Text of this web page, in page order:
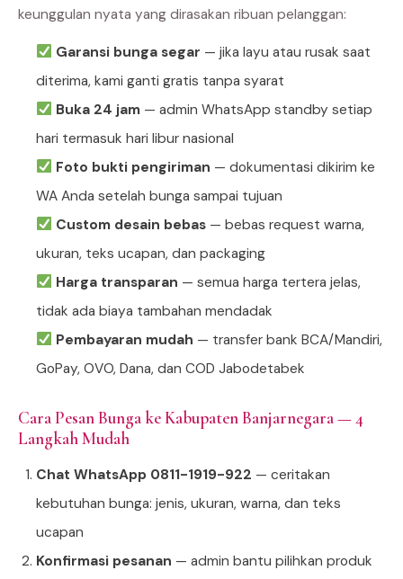
keunggulan nyata yang dirasakan ribuan pelanggan:
Garansi bunga segar — jika layu atau rusak saat
diterima, kami ganti gratis tanpa syarat
Buka 24 jam— admin WhatsApp standby setiap
hari termasuk hari libur nasional
Foto bukti pengiriman — dokumentasi dikirim ke
WA Anda setelah bunga sampai tujuan
Custom desain bebas— bebas request warna,
ukuran, teks ucapan, dan packaging
Harga transparan — semua harga tertera jelas,
tidak ada biaya tambahan mendadak
Pembayaran mudah — transfer bank BCA/Mandiri,
GoPay, OVO, Dana, dan COD Jabodetabek
Cara Pesan Bunga ke Kabupaten Banjarnegara — 4
Langkah Mudah
Chat WhatsApp 0811-1919-922 — ceritakan
kebutuhan bunga: jenis, ukuran, warna, dan teks
ucapan
Konfirmasi pesanan — admin bantu pilihkan produk